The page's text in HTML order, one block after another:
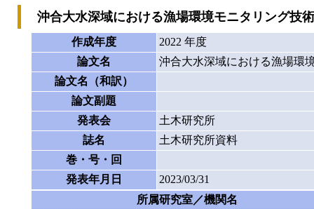
沖合大水深域における漁場環境モニタリング技
作成年度
2022 年度
論文名
沖合大水深域における漁場環
論文名（和訳）
論文副題
発表会
土木研究所
誌名
土木研究所資料
巻・号・回
発表年月日
2023/03/31
所属研究室／機関名